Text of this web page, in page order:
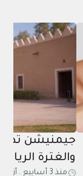
جيمنيشن
والغترة
منذ 3 أسابيع .